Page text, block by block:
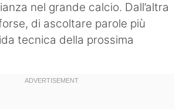
nel grande calcio. Dall’altra
di ascoltare parole più
tecnica della prossima